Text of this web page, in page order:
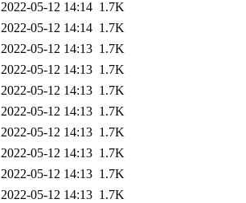
2022-05-12 14:14 1.7K
2022-05-12 14:14 1.7K
2022-05-12 14:13 1.7K
2022-05-12 14:13 1.7K
2022-05-12 14:13 1.7K
2022-05-12 14:13 1.7K
2022-05-12 14:13 1.7K
2022-05-12 14:13 1.7K
2022-05-12 14:13 1.7K
2022-05-12 14:13 1.7K